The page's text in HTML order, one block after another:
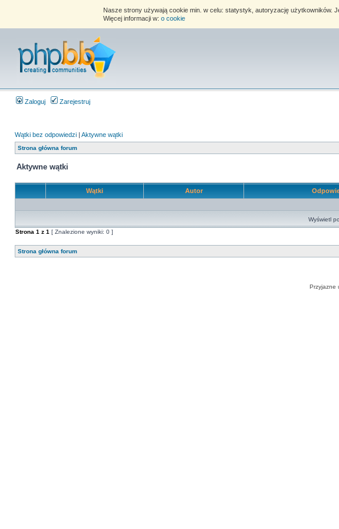
Nasze strony używają cookie min. w celu: statystyk, autoryzację
Więcej informacji w: o cookie
Zaloguj Zarejestruj
Wątki bez odpowiedzi | Aktywne wątki
Strona główna forum
Aktywne wątki
Wątki Autor
Wyświetl
Strona 1 z 1 [ Znalezione wyniki: 0 ]
Strona główna forum
Przyjazne